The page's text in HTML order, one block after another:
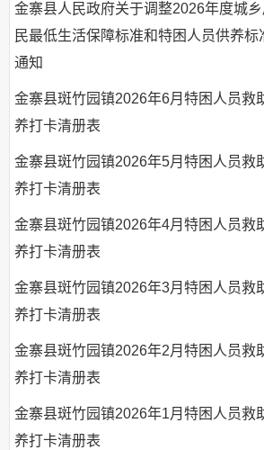
金寨县人民政府关于调整2026年度城乡
民最低生活保障标准和特困人员供养标
通知
金寨县斑竹园镇2026年6月特困人员救
养打卡清册表
金寨县斑竹园镇2026年5月特困人员救
养打卡清册表
金寨县斑竹园镇2026年4月特困人员救
养打卡清册表
金寨县斑竹园镇2026年3月特困人员救
养打卡清册表
金寨县斑竹园镇2026年2月特困人员救
养打卡清册表
金寨县斑竹园镇2026年1月特困人员救
养打卡清册表